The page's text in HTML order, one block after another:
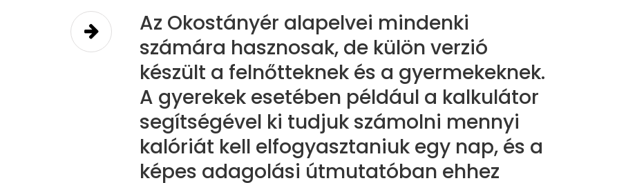
Az Okostányér alapelvei mindenki
számára hasznosak, de külön verzió
készült a felnőtteknek és a gyermekeknek.
A gyerekek esetében például a kalkulátor
segítségével ki tudjuk számolni mennyi
kalóriát kell elfogyasztaniuk egy nap, és a
képes adagolási útmutatóban ehhez